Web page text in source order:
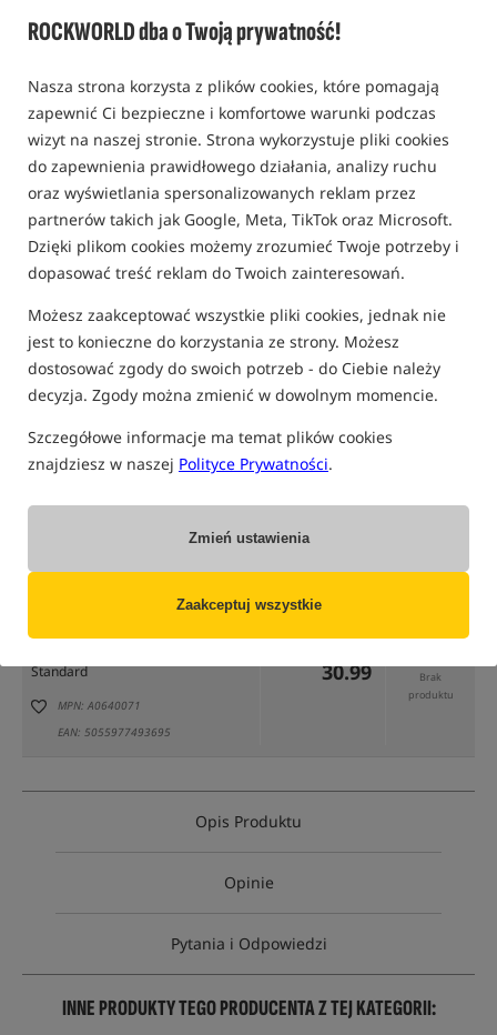
ROCKWORLD dba o Twoją prywatność!
Nasza strona korzysta z plików cookies, które pomagają
zapewnić Ci bezpieczne i komfortowe warunki podczas
wizyt na naszej stronie. Strona wykorzystuje pliki cookies
do zapewnienia prawidłowego działania, analizy ruchu
oraz wyświetlania spersonalizowanych reklam przez
partnerów takich jak Google, Meta, TikTok oraz Microsoft.
Dzięki plikom cookies możemy zrozumieć Twoje potrzeby i
dopasować treść reklam do Twoich zainteresowań.
Możesz zaakceptować wszystkie pliki cookies, jednak nie
jest to konieczne do korzystania ze strony. Możesz
dostosować zgody do swoich potrzeb - do Ciebie należy
decyzja. Zgody można zmienić w dowolnym momencie.
Szczegółowe informacje ma temat plików cookies
znajdziesz w naszej Polityce Prywatności.
Zmień ustawienia
Zaakceptuj wszystkie
0,0
tylko produkty na"naszym magazynie"
Standard
MPN: A0640071
EAN: 5055977493695
30.99
Brak
produktu
Opis Produktu
Opinie
Pytania i Odpowiedzi
INNE PRODUKTY TEGO PRODUCENTA Z TEJ KATEGORII: